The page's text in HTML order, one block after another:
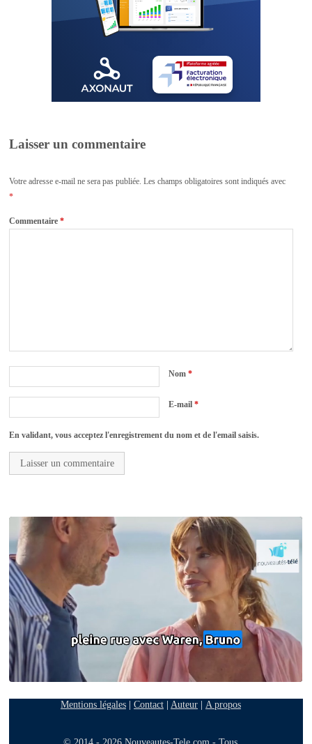
Laisser un commentaire
Votre adresse e-mail ne sera pas publiée. Les champs obligatoires sont indiqués avec
*
Commentaire*
Nom*
E-mail*
En validant, vous acceptez l'enregistrement du nom et de l'email saisis.
Mentions légales| Contact| Auteur| A propos
© 2014 - 2026 Nouveautes-Tele.com - Tous